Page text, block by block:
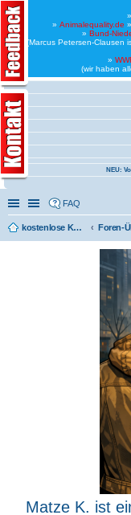
»
» Animalequality.de »
» Bund-
(Marcus Petersen-Clausen
»
(wir haben
NEU:
Schnellzugriff
Linkliste
FAQ
kostenlose Kochrezepte und kostenlose Kochbücher Foren-
Matze K. ist